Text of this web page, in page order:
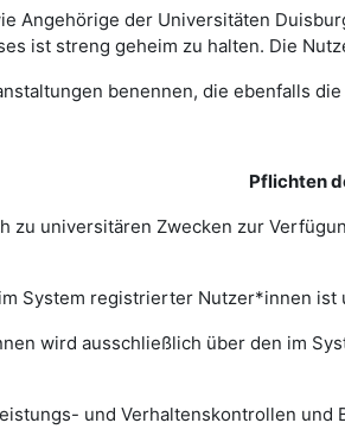
Angehörige der Universitäten
ist streng geheim zu halten. Die
benennen, die ebenfalls
Pflichten
zu universitären Zwecken zur
System registrierter Nutzer*innen ist
wird ausschließlich über den im
und Verhaltenskontrollen und